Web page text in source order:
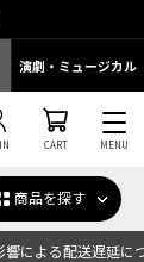
演劇・ミュージカル
CART MENU
商品を探す
による配送遅延に